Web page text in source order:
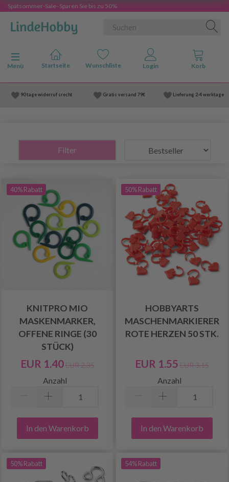
Spätsommer-Sale- Sparen Sie bis zu 50%
Anzeige ändern
Menü
90 tage widerruf srecht Gratis versand 79€ Lieferung 2-4 werktage
Filter
40% Rabatt
KNITPRO MIO
MASKENMARKER,
OFFENE RINGE (30
STÜCK)
EUR 1.40 EUR 2.35
Anzahl
In den Warenkorb
50% Rabatt
HOBBYARTS
MASCHENMARKIERER
ROTE HERZEN 50 STK.
EUR 1.55 EUR 3.15
Anzahl
In den Warenkorb
50% Rabatt 54% Rabatt